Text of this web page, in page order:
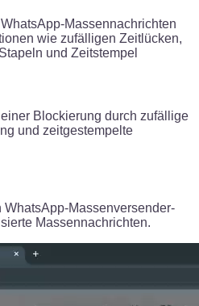
Massennachrichten
wie zufälligen Zeitlücken,
und Zeitstempel
Blockierung durch zufällige
und zeitgestempelte
Massenversender-
Massennachrichten.